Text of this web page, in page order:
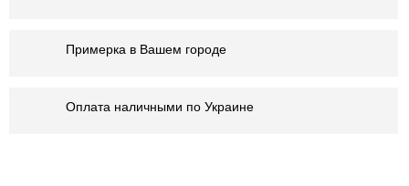
Примерка в Вашем городе
Оплата наличными по Украине